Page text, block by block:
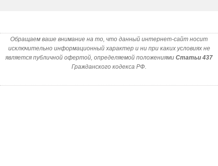
Обращаем ваше внимание на то, что данный интернет-сайт носит
исключительно информационный характер и ни при каких условиях не
является публичной офертой, определяемой положениями Статьи 437
Гражданского кодекса РФ.